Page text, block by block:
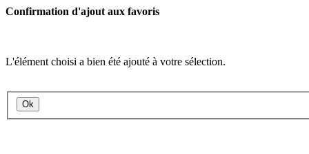
Confirmation d'ajout aux favoris
L'élément choisi a bien été ajouté à votre sélection.